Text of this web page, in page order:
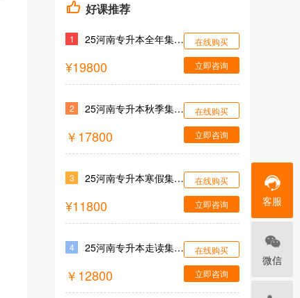
好课推荐
1 25河南专升本全年集训营
¥19800
在线购买
立即咨询
2 25河南专升本秋季集训营
￥17800
在线购买
立即咨询
3 25河南专升本寒假集训营
¥11800
在线购买
立即咨询
4 25河南专升本走读集训营
￥12800
在线购买
立即咨询
客服
微信